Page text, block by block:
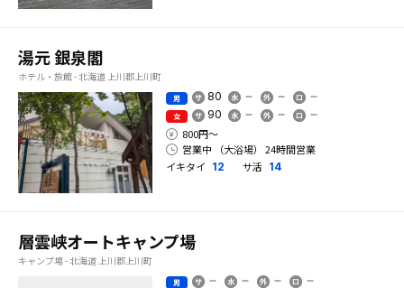
湯元 銀泉閣
ホテル・旅館 - 北海道 上川郡上川町
男 80
女 90
800円〜
営業中 （大浴場） 24時間営業
イキタイ 12 サ活 14
層雲峡オートキャンプ場
キャンプ場 - 北海道 上川郡上川町
男